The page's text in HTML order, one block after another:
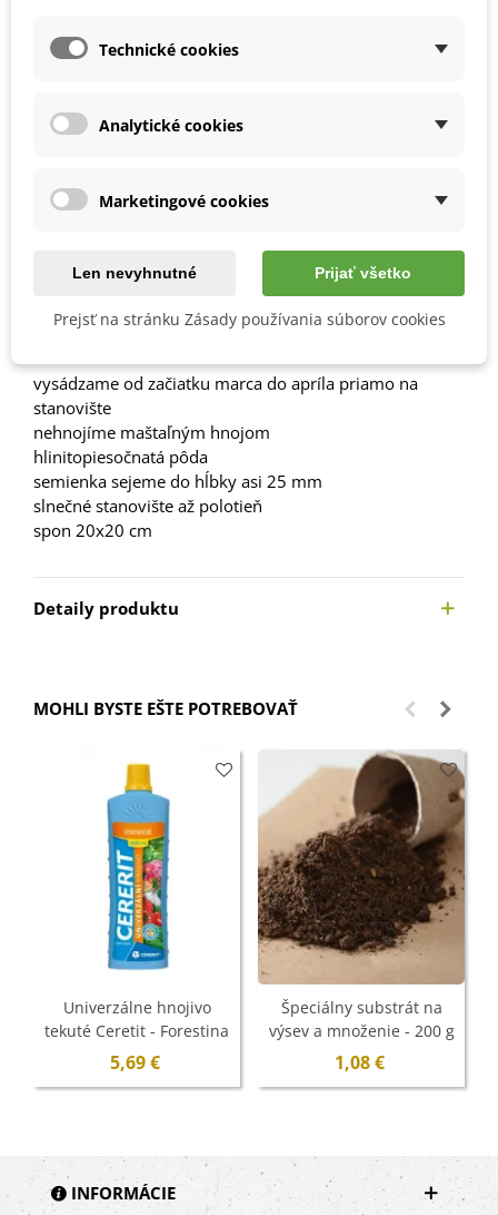
produkt skladom. Vložte váš e-
1000205Z
vysádzame od začiatku marca do apríla priamo na
stanovište
nehnojíme maštaľným hnojom
hlinitopiesočnatá pôda
semienka sejeme do hĺbky asi 25 mm
slnečné stanovište až polotieň
spon 20x20 cm
Detaily produktu
MOHLI BYSTE EŠTE POTREBOVAŤ
Univerzálne hnojivo
tekuté Ceretit - Forestina
Mineral - 1 l
5,69 €
Špeciálny substrát na
výsev a množenie - 200 g
1,08 €
INFORMÁCIE
Technické cookies
Analytické cookies
Marketingové cookies
Len nevyhnutné Prijať všetko
Prejsť na stránku Zásady používania súborov cookies